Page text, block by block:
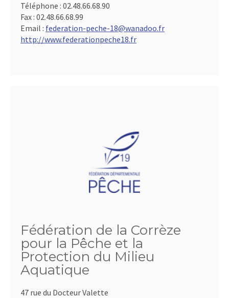
Téléphone : 02.48.66.68.90
Fax : 02.48.66.68.99
Email : federation-peche-18@wanadoo.fr
http://www.federationpeche18.fr
Fédération de la Corrèze
pour la Pêche et la
Protection du Milieu
Aquatique
47 rue du Docteur Valette